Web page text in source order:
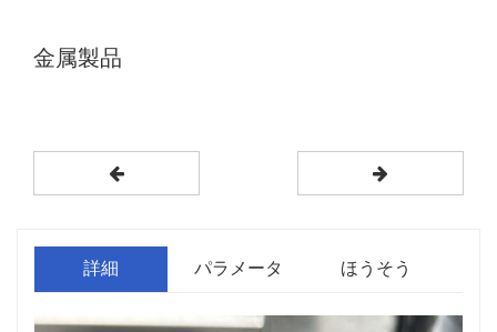
金属製品
詳細 パラメータ ほうそう